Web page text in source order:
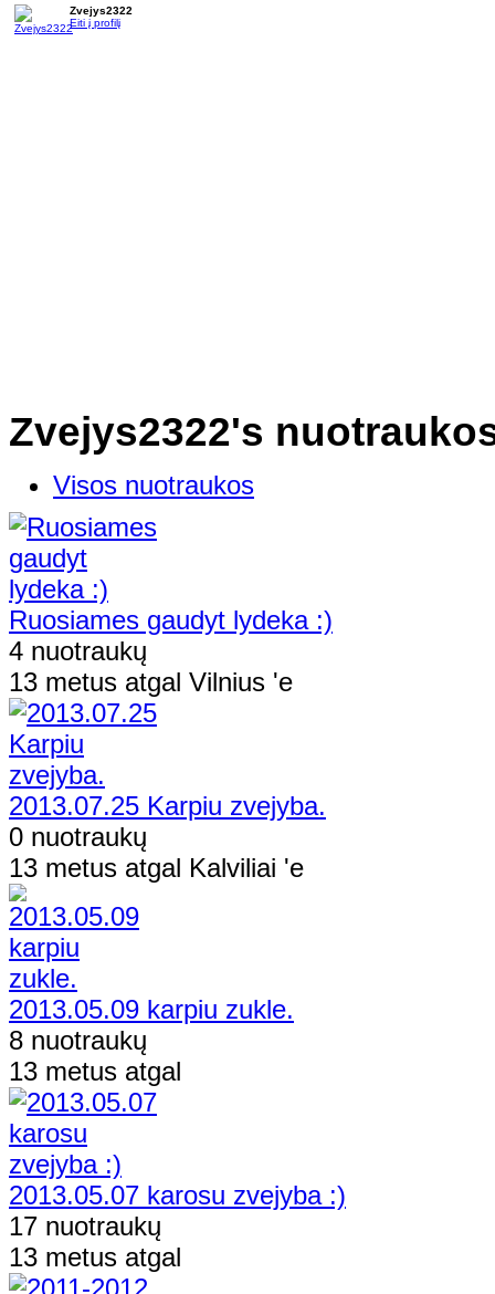
Zvejys2322
Eiti į profilį
Zvejys2322's
Visos nuotraukos
Ruosiames gaudyt lydeka :)
4 nuotraukų
13 metus atgal Vilnius 'e
2013.07.25 Karpiu zvejyba.
0 nuotraukų
13 metus atgal Kalviliai 'e
2013.05.09 karpiu zukle.
8 nuotraukų
13 metus atgal
2013.05.07 karosu zvejyba :)
17 nuotraukų
13 metus atgal